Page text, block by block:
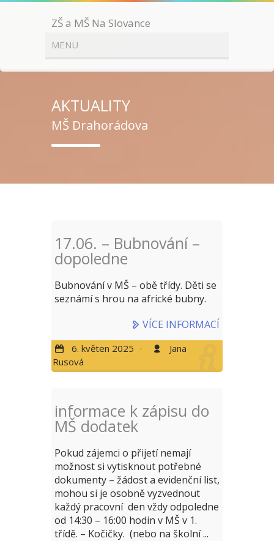
ZŠ a MŠ Na Slovance
AKTUALITY
MŠ Drahorádova
17.06. – Bubnování –
dopoledne
Bubnování v MŠ – obě třídy. Děti se
seznámí s hrou na africké bubny.
VÍCE INFORMACÍ
6. květen 2025 ·
Jana
Rusová
informace k zápisu do
MŠ dodatek
Pokud zájemci o přijetí nemají
možnost si vytisknout potřebné
dokumenty – žádost a evidenční list,
mohou si je osobně vyzvednout
každý pracovní den vždy odpoledne
od 14:30 – 16:00 hodin v MŠ v 1.
třídě. – Kočičky. (nebo na školní ...